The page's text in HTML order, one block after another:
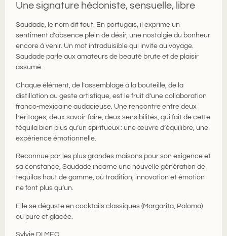
Une signature hédoniste, sensuelle, libre
Saudade, le nom dit tout. En portugais, il exprime un
sentiment d’absence plein de désir, une nostalgie du bonheur
encore à venir. Un mot intraduisible qui invite au voyage.
Saudade parle aux amateurs de beauté brute et de plaisir
assumé.
Chaque élément, de l’assemblage à la bouteille, de la
distillation au geste artistique, est le fruit d’une collaboration
franco-mexicaine audacieuse. Une rencontre entre deux
héritages, deux savoir-faire, deux sensibilités, qui fait de cette
téquila bien plus qu’un spiritueux : une œuvre d’équilibre, une
expérience émotionnelle.
Reconnue par les plus grandes maisons pour son exigence et
sa constance, Saudade incarne une nouvelle génération de
tequilas haut de gamme, où tradition, innovation et émotion
ne font plus qu’un.
Elle se déguste en cocktails classiques (Margarita, Paloma)
ou pure et glacée.
Sylvie DI MEO